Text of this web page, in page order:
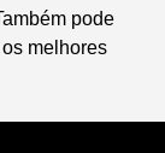
pode
melhores